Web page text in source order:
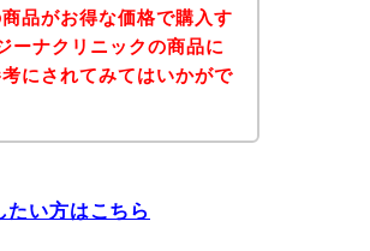
品がお得な価格で購入す
ーナクリニックの商品に
にされてみてはいかがで
たい方はこちら